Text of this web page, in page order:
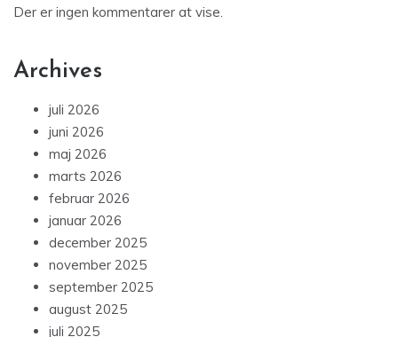
Der er ingen kommentarer at vise.
Archives
juli 2026
juni 2026
maj 2026
marts 2026
februar 2026
januar 2026
december 2025
november 2025
september 2025
august 2025
juli 2025